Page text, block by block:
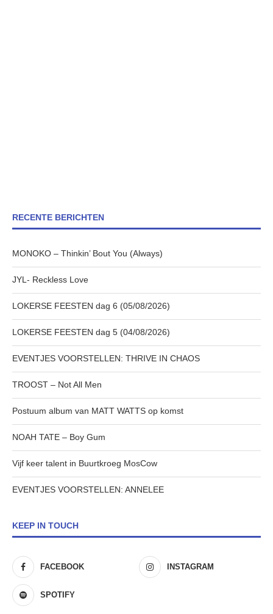
RECENTE BERICHTEN
MONOKO – Thinkin’ Bout You (Always)
JYL- Reckless Love
LOKERSE FEESTEN dag 6 (05/08/2026)
LOKERSE FEESTEN dag 5 (04/08/2026)
EVENTJES VOORSTELLEN: THRIVE IN CHAOS
TROOST – Not All Men
Postuum album van MATT WATTS op komst
NOAH TATE – Boy Gum
Vijf keer talent in Buurtkroeg MosCow
EVENTJES VOORSTELLEN: ANNELEE
KEEP IN TOUCH
FACEBOOK INSTAGRAM
SPOTIFY